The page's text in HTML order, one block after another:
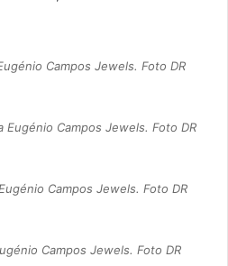
Campos Jewels. Foto DR
Eugénio Campos Jewels. Foto DR
Campos Jewels. Foto DR
Campos Jewels. Foto DR